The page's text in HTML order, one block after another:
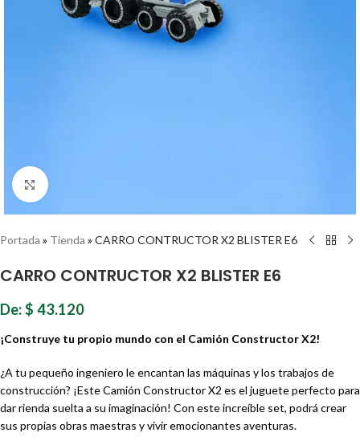
Haz clic para ampliar
Portada » Tienda » CARRO CONTRUCTOR X2 BLISTER E6
CARRO CONTRUCTOR X2 BLISTER E6
De:$ 43.120
¡Construye tu propio mundo con el Camión Constructor X2!
¿A tu pequeño ingeniero le encantan las máquinas y los trabajos de
construcción? ¡Este Camión Constructor X2 es el juguete perfecto para
dar rienda suelta a su imaginación! Con este increíble set, podrá crear
sus propias obras maestras y vivir emocionantes aventuras.